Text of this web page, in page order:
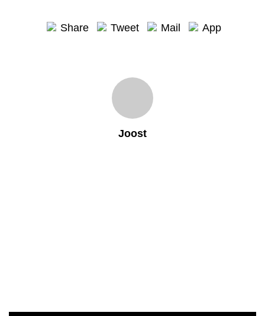
Share Tweet Mail App
Joost